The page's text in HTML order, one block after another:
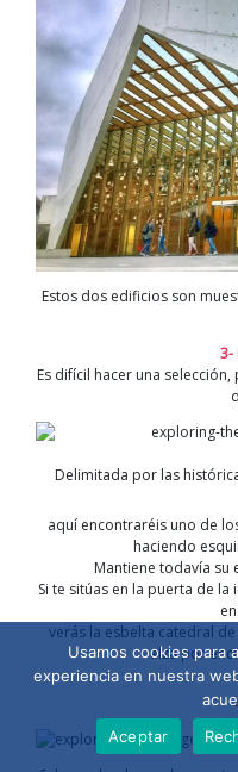
Estos dos edificios son
3-
Es difícil hacer una
Delimitada por las
aquí encontraréis uno de
haciendo
Mantiene todavía su
Si te sitúas en la puerta de
verás la esbelta catedral
alza por
Usamos cookies para
experiencia en nuestra
Aceptar